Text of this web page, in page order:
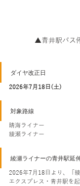
▲青井駅バス
ダイヤ改正日
2026年7月18日(土)
対象路線
晴海ライナー
綾瀬ライナー
綾瀬ライナーの青井駅延
2026年7月18日より、「
エクスプレス・青井駅を